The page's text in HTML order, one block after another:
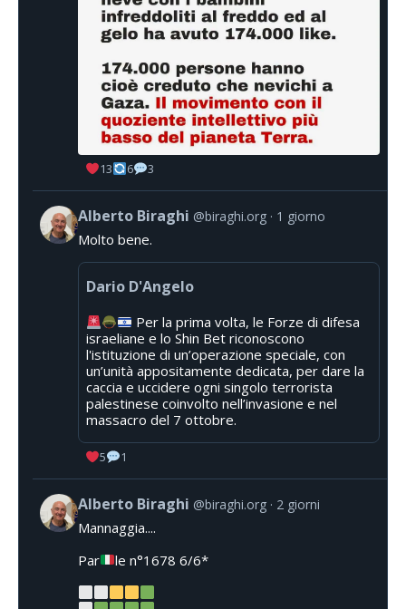
13 6 3
Alberto Biraghi @biraghi.org 1 giorno
Molto bene.
Dario D'Angelo
Per la prima volta, le Forze di difesa
israeliane e lo Shin Bet riconoscono
l'istituzione di un’operazione speciale, con
un’unità appositamente dedicata, per dare la
caccia e uccidere ogni singolo terrorista
palestinese coinvolto nell’invasione e nel
massacro del 7 ottobre.
5 1
Alberto Biraghi @biraghi.org 2 giorni
Mannaggia....
Par
le n°1678 6/6*